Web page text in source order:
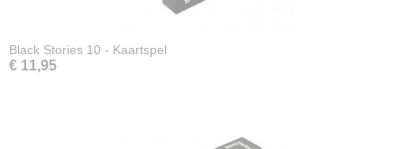
Black Stories 10 - Kaartspel
€ 11,95